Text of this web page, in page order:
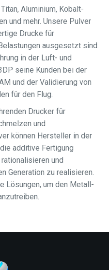
Aluminium, Kobalt-
und mehr. Unsere Pulver
Drucke für
ausgesetzt sind.
in der Luft- und
seine Kunden bei der
und der Validierung von
für den Flug.
Drucker für
und
können Hersteller in der
additive Fertigung
und
Generation zu realisieren.
Lösungen, um den Metall-